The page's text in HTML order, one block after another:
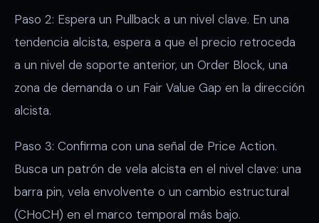
Paso 2: Espera un Pullback a un nivel clave. En una
tendencia alcista, espera a que el precio retroceda
a un nivel de soporte anterior, un Order Block, una
zona de demanda o un Fair Value Gap en la dirección
alcista.
Paso 3: Confirma con una señal de Price Action.
Busca un patrón de vela alcista en el nivel clave: una
barra pin, vela envolvente o un cambio estructural
(CHoCH) en el marco temporal más bajo.